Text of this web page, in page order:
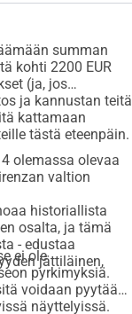
summan
kohti 2200 EUR
(ja, jos
ja kannustan teitä
kattamaan
tästä eteenpäin.
olemassa olevaa
valtion
historiallista
osalta, ja tämä
- edustaa
jättiläinen,
ei ole
pyrkimyksiä.
voidaan pyytää
näyttelyissä.